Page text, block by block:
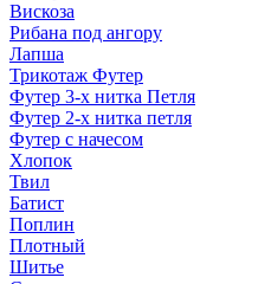
Вискоза
Рибана под ангору
Лапша
Трикотаж Футер
Футер 3-х нитка Петля
Футер 2-х нитка петля
Футер с начесом
Хлопок
Твил
Батист
Поплин
Плотный
Шитье